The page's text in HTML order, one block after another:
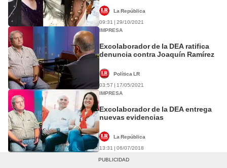
La República
09:31 | 29/10/2021
IMPRESA
Excolaborador de la DEA ratifica
denuncia contra Joaquín Ramírez
Política LR
03:57 | 17/05/2021
IMPRESA
Excolaborador de la DEA entrega
nuevas evidencias
La República
13:31 | 06/07/2018